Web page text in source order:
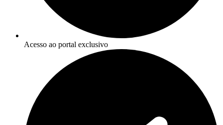
Acesso ao portal exclusivo